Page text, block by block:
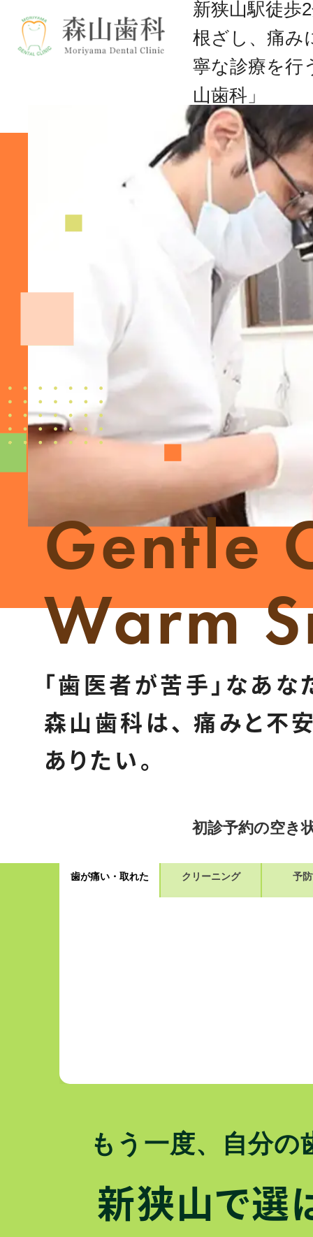
新狭山駅徒歩
根ざし、痛み
寧な診療を行
山歯科」
Gentle
Warm
「歯医者が苦手」なあな
森山歯科は、 痛みと不
ありたい。
初診予約の空き
歯が痛い・取れた クリーニング 予
もう一度、自分の
新狭山で選